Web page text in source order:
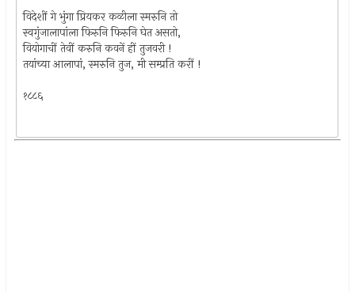
विदेशीं गे भुंगा प्रियकर कळीला स्मरुनि तो
स्वगुंजालापांला फिरुनि फिरुनि घेत असतो,
वियोगाचीं तेवीं करुनि कवनें हीं तुजवरी !
तयांच्या आलापां, स्मरुनि तुज, मी सम्प्रति करीं !
१८८६